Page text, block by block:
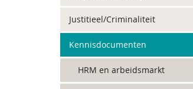
Justitieel/Criminaliteit
Kennisdocumenten
HRM en arbeidsmarkt